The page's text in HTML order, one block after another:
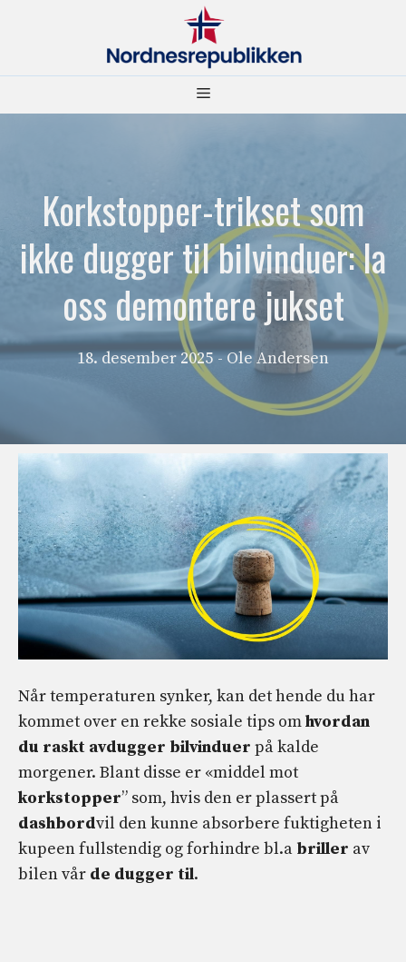
Meny
Korkstopper-trikset som
ikke dugger til bilvinduer: la
oss demontere jukset
18. desember 2025 - Ole Andersen
Når temperaturen synker, kan det hende du har
kommet over en rekke sosiale tips omhvordan
du raskt avdugger bilvinduer på kalde
morgener. Blant disse er «middel mot
korkstopper” som, hvis den er plassert på
dashbordvil den kunne absorbere fuktigheten i
kupeen fullstendig og forhindre bl.a briller av
bilen vår de dugger til.